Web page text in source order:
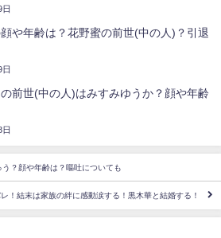
や年齢は？花野蜜の前世(中の人)？引退
前世(中の人)はみすみゆうか？顔や年齢
？顔や年齢は？嘔吐についても
レ！結末は家族の絆に感動涙する！黒木華と結婚する！